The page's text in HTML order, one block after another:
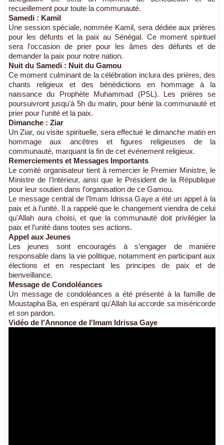
recueillement pour toute la communauté.
Samedi : Kamil
Une session spéciale, nommée Kamil, sera dédiée aux prières
pour les défunts et la paix au Sénégal. Ce moment spirituel
sera l’occasion de prier pour les âmes des défunts et de
demander la paix pour notre nation.
Nuit du Samedi : Nuit du Gamou
Ce moment culminant de la célébration inclura des prières, des
chants religieux et des bénédictions en hommage à la
naissance du Prophète Muhammad (PSL). Les prières se
poursuivront jusqu'à 5h du matin, pour bénir la communauté et
prier pour l'unité et la paix.
Dimanche : Ziar
Un Ziar, ou visite spirituelle, sera effectué le dimanche matin en
hommage aux ancêtres et figures religieuses de la
communauté, marquant la fin de cet événement religieux.
Remerciements et Messages Importants
Le comité organisateur tient à remercier le Premier Ministre, le
Ministre de l'Intérieur, ainsi que le Président de la République
pour leur soutien dans l’organisation de ce Gamou.
Le message central de l’Imam Idrissa Gaye a été un appel à la
paix et à l’unité. Il a rappelé que le changement viendra de celui
qu'Allah aura choisi, et que la communauté doit privilégier la
paix et l’unité dans toutes ses actions.
Appel aux Jeunes
Les jeunes sont encouragés à s’engager de manière
responsable dans la vie politique, notamment en participant aux
élections et en respectant les principes de paix et de
bienveillance.
Message de Condoléances
Un message de condoléances a été présenté à la famille de
Moustapha Ba, en espérant qu'Allah lui accorde sa miséricorde
et son pardon.
Vidéo de l'Annonce de l'Imam Idrissa Gaye